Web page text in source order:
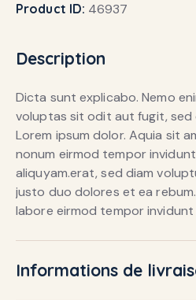
Product ID: 46937
Description
Dicta sunt explicabo. Nemo
voluptas sit odit aut fugit, sed
Lorem ipsum dolor. Aquia sit
nonum eirmod tempor
aliquyam.erat, sed diam
justo duo dolores et ea
labore eirmod tempor invidunt
Informations de